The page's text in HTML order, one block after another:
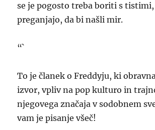
se je pogosto treba boriti s
preganjajo, da bi našli mir.
“`
To je članek o Freddyju, ki
izvor, vpliv na pop kulturo in
njegovega značaja v sodobnem
vam je pisanje všeč!